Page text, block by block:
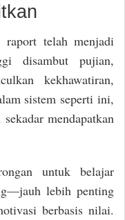
raport telah menjadi
disambut pujian,
kekhawatiran,
sistem seperti ini,
mendapatkan
untuk belajar
lebih penting
berbasis nilai.